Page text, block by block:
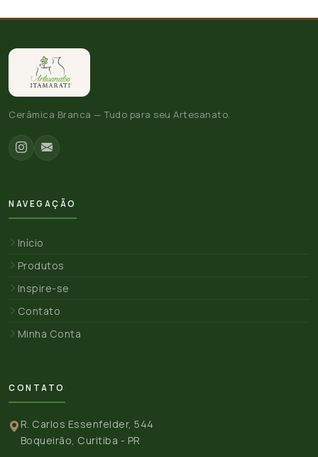
Cerâmica Branca — Tudo para seu Artesanato.
NAVEGAÇÃO
Início
Produtos
Inspire-se
Contato
Minha Conta
CONTATO
R. Carlos Essenfelder, 544
Boqueirão, Curitiba - PR